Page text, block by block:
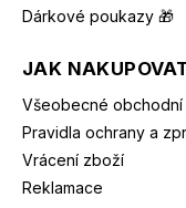
Dárkové poukazy 🎁
JAK
Všeobecné obchodní
Pravidla ochrany a
Vrácení zboží
Reklamace